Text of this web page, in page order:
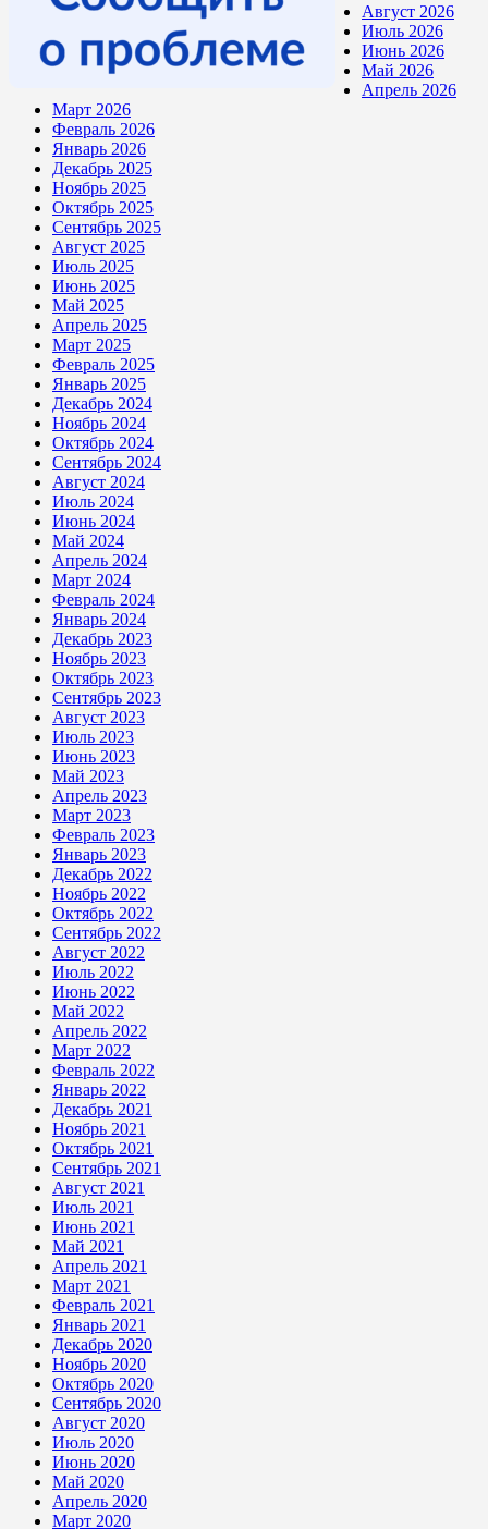
Август 2026
Июль 2026
Июнь 2026
Май 2026
Апрель 2026
Март 2026
Февраль 2026
Январь 2026
Декабрь 2025
Ноябрь 2025
Октябрь 2025
Сентябрь 2025
Август 2025
Июль 2025
Июнь 2025
Май 2025
Апрель 2025
Март 2025
Февраль 2025
Январь 2025
Декабрь 2024
Ноябрь 2024
Октябрь 2024
Сентябрь 2024
Август 2024
Июль 2024
Июнь 2024
Май 2024
Апрель 2024
Март 2024
Февраль 2024
Январь 2024
Декабрь 2023
Ноябрь 2023
Октябрь 2023
Сентябрь 2023
Август 2023
Июль 2023
Июнь 2023
Май 2023
Апрель 2023
Март 2023
Февраль 2023
Январь 2023
Декабрь 2022
Ноябрь 2022
Октябрь 2022
Сентябрь 2022
Август 2022
Июль 2022
Июнь 2022
Май 2022
Апрель 2022
Март 2022
Февраль 2022
Январь 2022
Декабрь 2021
Ноябрь 2021
Октябрь 2021
Сентябрь 2021
Август 2021
Июль 2021
Июнь 2021
Май 2021
Апрель 2021
Март 2021
Февраль 2021
Январь 2021
Декабрь 2020
Ноябрь 2020
Октябрь 2020
Сентябрь 2020
Август 2020
Июль 2020
Июнь 2020
Май 2020
Апрель 2020
Март 2020